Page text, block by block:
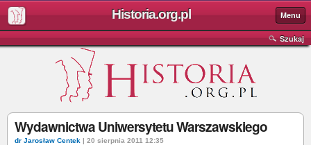
Historia.org.pl Menu
Szukaj
Wydawnictwa Uniwersytetu Warszawskiego
dr Jarosław Centek | 20 sierpnia 2011 12:35